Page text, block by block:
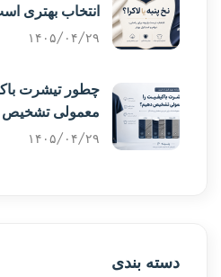
انتخاب بهتری
۱۴۰۵/۰۴/۲۹
چطور تیشرت
معمولی تشخیص
۱۴۰۵/۰۴/۲۹
دسته بندی